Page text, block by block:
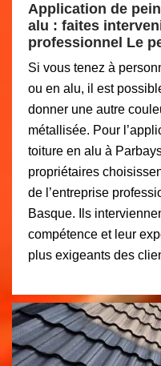
Application de
alu : faites
professionnel Le
Si vous tenez à
ou en alu, il est
donner une autre
métallisée. Pour
toiture en alu à
propriétaires
de l’entreprise
Basque. Ils
compétence et leur
plus exigeants des